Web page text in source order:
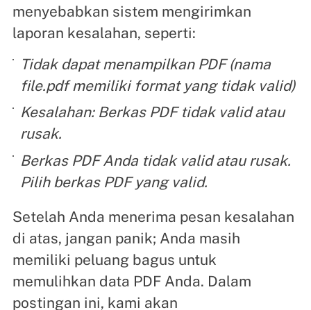
menyebabkan sistem mengirimkan
laporan kesalahan, seperti:
Tidak dapat menampilkan PDF (nama
file.pdf memiliki format yang tidak valid)
Kesalahan: Berkas PDF tidak valid atau
rusak.
Berkas PDF Anda tidak valid atau rusak.
Pilih berkas PDF yang valid.
Setelah Anda menerima pesan kesalahan
di atas, jangan panik; Anda masih
memiliki peluang bagus untuk
memulihkan data PDF Anda. Dalam
postingan ini, kami akan